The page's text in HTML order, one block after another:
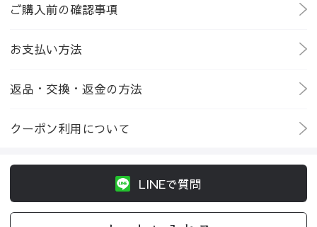
ご購入前の確認事項
お支払い方法
返品・交換・返金の方法
クーポン利用について
LINEで質問